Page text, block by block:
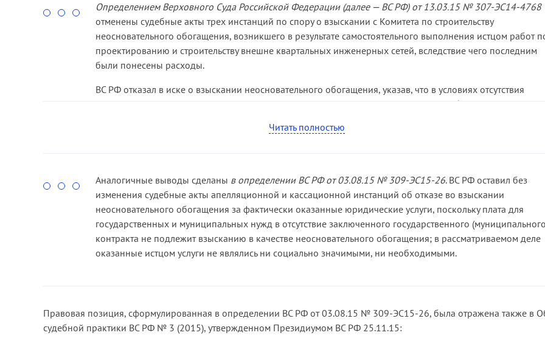
оказание услуг без государственного (муниципального) контракта, подлежащего заключению в случаях и
в порядке, предусмотренных Законом № 94-ФЗ, свидетельствуют о том, что лицо, поставлявшее товары,
выполнявшее работы или оказывавшее услуги, не могло не знать, что работы выполняются им при
очевидном отсутствии обязательства, в связи с чем в этом случае требование об оплате товаров, работ
или услуг в качестве неосновательного обогащения не подлежит удовлетворению в силу пункта 4 статьи
Определением Верховного Суда Российской Федерации (далее — ВС РФ) от 13.03.15 № 307-ЭС14-4768
отменены судебные акты трех инстанций по спору о взыскании с Комитета по строительству
неосновательного обогащения, возникшего в результате самостоятельного выполнения истцом работ
проектированию и строительству внешне квартальных инженерных сетей, вследствие чего последним
были понесены расходы.
ВС РФ отказал в иске о взыскании неосновательного обогащения, указав, что в условиях отсутствия
государственного контракта фактическое выполнение истцом несогласованных работ по
магистральных сетей не может влечь возникновение на стороне Комитета по строительству
и открывает возможность для недобросовестных исполнителей работ и государственных
(муниципальных) заказчиков приобретать незаконные имущественные выгоды в обход действующих
процедур размещения государственных заказов. Между тем никто не вправе извлекать преимущества из
своего незаконного поведения (статья 10 ГК РФ). Таким образом, материалами дела не подтверждается,
что при выполнении спорных объемов работ истец действовал в имущественных интересах Комитета по
строительству и выполнение спорных объемов работ привело к необоснованному приобретению или
Читать полностью
Аналогичные выводы сделаны в определении ВС РФ от 03.08.15 № 309-ЭС15-26. ВС РФ оставил без
изменения судебные акты апелляционной и кассационной инстанций об отказе во взыскании
неосновательного обогащения за фактически оказанные юридические услуги, поскольку плата для
государственных и муниципальных нужд в отсутствие заключенного государственного
контракта не подлежит взысканию в качестве неосновательного обогащения; в рассматриваемом деле
оказанные истцом услуги не являлись ни социально значимыми, ни необходимыми.
Правовая позиция, сформулированная в определении ВС РФ от 03.08.15 № 309-ЭС15-26, была отражена также в
судебной практики ВС РФ № 3 (2015), утвержденном Президиумом ВС РФ 25.11.15: